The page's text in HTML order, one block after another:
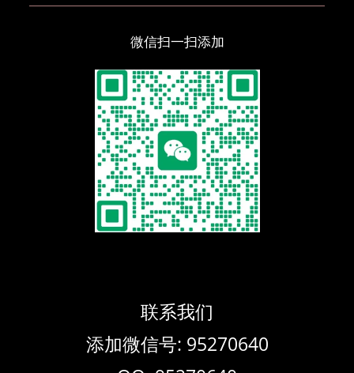
微信扫一扫添加
联系我们
添加微信号: 95270640